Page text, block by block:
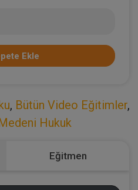
Ekle
, Bütün Video Eğitimler,
Hukuk
Eğitmen